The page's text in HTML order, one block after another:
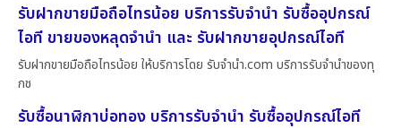
รับฝากขายมือถือไทรน้อย บริการรับจำนำ รับซื้ออุปกรณ์
ไอที ขายของหลุดจำนำ และ รับฝากขายอุปกรณ์ไอที
รับฝากขายมือถือไทรน้อย ให้บริการโดย รับจํานํา.com บริการรับจำนำของทุ
กช
รับซื้อนาฬิกาบ่อทอง บริการรับจำนำ รับซื้ออุปกรณ์ไอที